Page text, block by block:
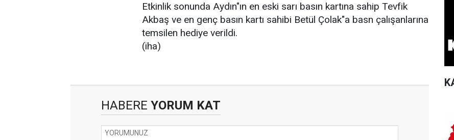
Etkinlik sonunda Aydın"ın en eski sarı basın kartına sahip Tevfik
Akbaş ve en genç basın kartı sahibi Betül Çolak"a basn çalışanlarına
temsilen hediye verildi.
(iha)
HABERE YORUM KAT